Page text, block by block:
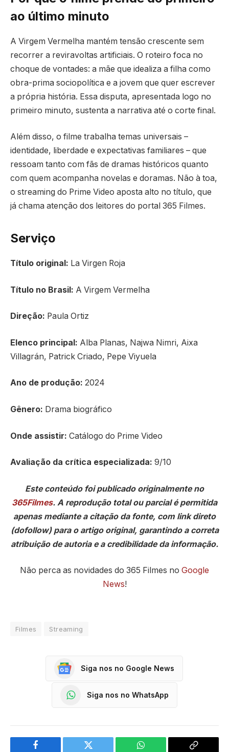
ao último minuto
A Virgem Vermelha mantém tensão crescente sem
recorrer a reviravoltas artificiais. O roteiro foca no
choque de vontades: a mãe que idealiza a filha como
obra-prima sociopolítica e a jovem que quer escrever
a própria história. Essa disputa, apresentada logo no
primeiro minuto, sustenta a narrativa até o corte final.
Além disso, o filme trabalha temas universais –
identidade, liberdade e expectativas familiares – que
ressoam tanto com fãs de dramas históricos quanto
com quem acompanha novelas e doramas. Não à toa,
o streaming do Prime Video aposta alto no título, que
já chama atenção dos leitores do portal 365 Filmes.
Serviço
Título original: La Virgen Roja
Título no Brasil: A Virgem Vermelha
Direção: Paula Ortiz
Elenco principal: Alba Planas, Najwa Nimri, Aixa
Villagrán, Patrick Criado, Pepe Viyuela
Ano de produção: 2024
Gênero: Drama biográfico
Onde assistir: Catálogo do Prime Video
Avaliação da crítica especializada: 9/10
Este conteúdo foi publicado originalmente no
365Filmes. A reprodução total ou parcial é permitida
apenas mediante a citação da fonte, com link direto
(dofollow) para o artigo original, garantindo a correta
atribuição de autoria e a credibilidade da informação.
Não perca as novidades do 365 Filmes no Google
News!
Filmes Streaming
Siga nos no Google News
Siga nos no WhatsApp